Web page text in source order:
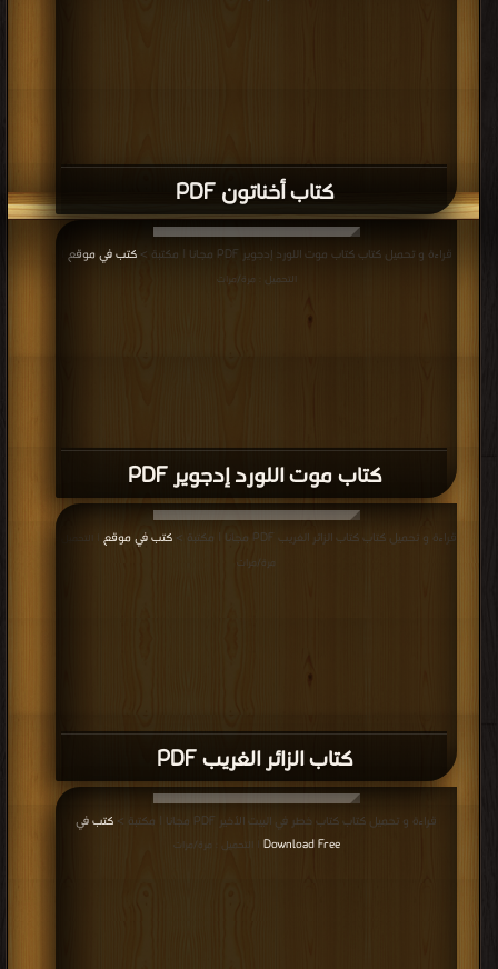
كتاب أخناتون PDF
كتاب موت اللورد إدجوير PDF
قراءة و تحميل كتاب كتاب موت اللورد إدجوير PDF مجانا | مكتبة > كتب في موقع
التحميل : مرة/مرات
كتاب الزائر الغريب PDF
قراءة و تحميل كتاب كتاب الزائر الغريب PDF مجانا | مكتبة > كتب في موقع
مرة/مرات
قراءة و تحميل كتاب كتاب خطر في البيت الأخير PDF مجانا | مكتبة >
كتب في
Download Free
| التحميل : مرة/مرات